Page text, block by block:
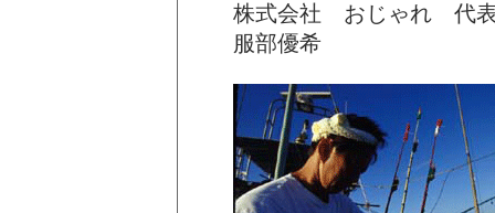
株式会社 おじゃれ 代
服部優希